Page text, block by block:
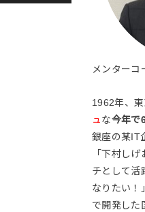
メンターコ
1962年、
ュな今年で
銀座の某IT
「下村し
チとして活
なりたい！
で開発した